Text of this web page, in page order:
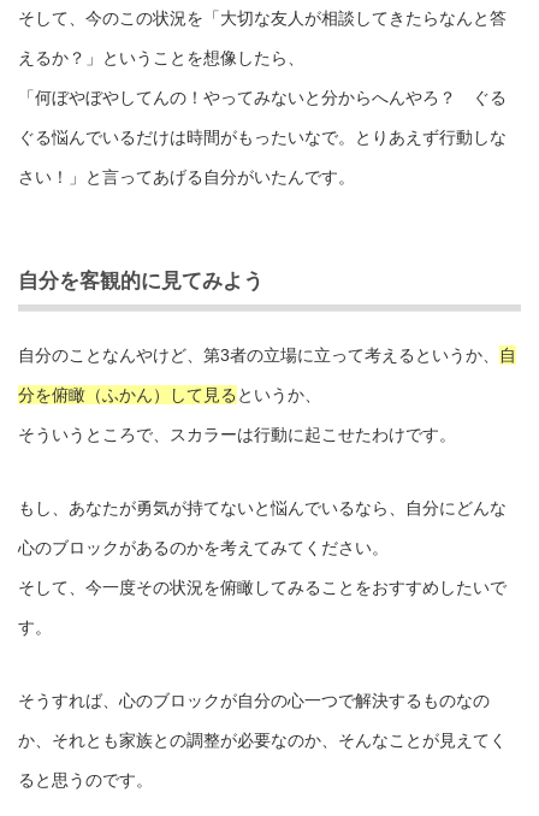
そして、今のこの状況を「大切な友人が相談してきたらなんと答
えるか？」ということを想像したら、
「何ぼやぼやしてんの！やってみないと分からへんやろ？ ぐる
ぐる悩んでいるだけは時間がもったいなで。とりあえず行動しな
さい！」と言ってあげる自分がいたんです。
自分を客観的に見てみよう
自分のことなんやけど、第3者の立場に立って考えるというか、 自
分を俯瞰（ふかん）して見る というか、
そういうところで、スカラーは行動に起こせたわけです。
もし、あなたが勇気が持てないと悩んでいるなら、自分にどんな
心のブロックがあるのかを考えてみてください。
そして、今一度その状況を俯瞰してみることをおすすめしたいで
す。
そうすれば、心のブロックが自分の心一つで解決するものなの
か、それとも家族との調整が必要なのか、そんなことが見えてく
ると思うのです。